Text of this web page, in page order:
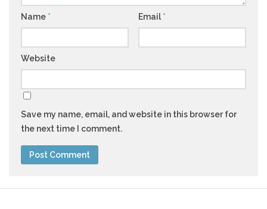
Name * Email *
Website
Save my name, email, and website in this browser for
the next time I comment.